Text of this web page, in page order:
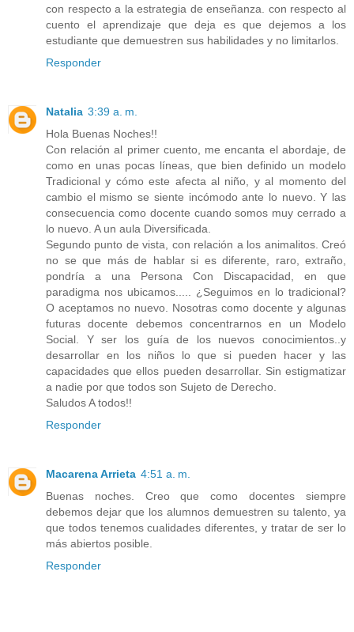
con respecto a la estrategia de enseñanza. con respecto al
cuento el aprendizaje que deja es que dejemos a los
estudiante que demuestren sus habilidades y no limitarlos.
Responder
Natalia 3:39 a. m.
Hola Buenas Noches!!
Con relación al primer cuento, me encanta el abordaje, de
como en unas pocas líneas, que bien definido un modelo
Tradicional y cómo este afecta al niño, y al momento del
cambio el mismo se siente incómodo ante lo nuevo. Y las
consecuencia como docente cuando somos muy cerrado a
lo nuevo. A un aula Diversificada.
Segundo punto de vista, con relación a los animalitos. Creó
no se que más de hablar si es diferente, raro, extraño,
pondría a una Persona Con Discapacidad, en que
paradigma nos ubicamos..... ¿Seguimos en lo tradicional?
O aceptamos no nuevo. Nosotras como docente y algunas
futuras docente debemos concentrarnos en un Modelo
Social. Y ser los guía de los nuevos conocimientos..y
desarrollar en los niños lo que si pueden hacer y las
capacidades que ellos pueden desarrollar. Sin estigmatizar
a nadie por que todos son Sujeto de Derecho.
Saludos A todos!!
Responder
Macarena Arrieta 4:51 a. m.
Buenas noches. Creo que como docentes siempre
debemos dejar que los alumnos demuestren su talento, ya
que todos tenemos cualidades diferentes, y tratar de ser lo
más abiertos posible.
Responder